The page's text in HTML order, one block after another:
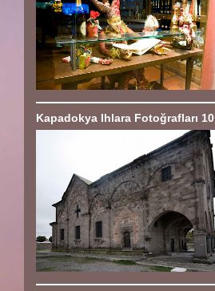
Kapadokya Ihlara Fotoğrafları 10